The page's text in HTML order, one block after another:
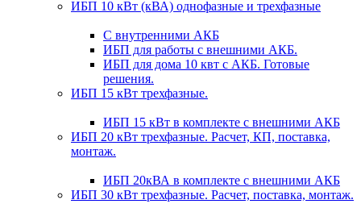
ИБП 10 кВт (кВА) однофазные и трехфазные
С внутренними АКБ
ИБП для работы с внешними АКБ.
ИБП для дома 10 квт с АКБ. Готовые
решения.
ИБП 15 кВт трехфазные.
ИБП 15 кВт в комплекте с внешними АКБ
ИБП 20 кВт трехфазные. Расчет, КП, поставка,
монтаж.
ИБП 20кВА в комплекте с внешними АКБ
ИБП 30 кВт трехфазные. Расчет, поставка, монтаж.